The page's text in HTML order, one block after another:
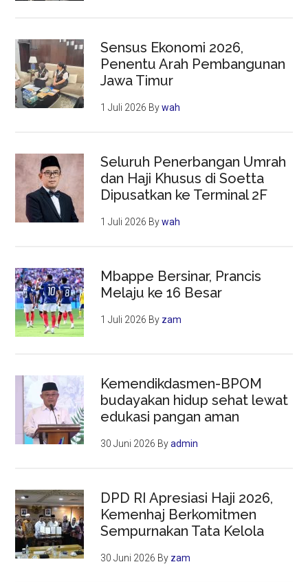
Sensus Ekonomi 2026,
Penentu Arah Pembangunan
Jawa Timur
1 Juli 2026 Bywah
Seluruh Penerbangan Umrah
dan Haji Khusus di Soetta
Dipusatkan ke Terminal 2F
1 Juli 2026 Bywah
Mbappe Bersinar, Prancis
Melaju ke 16 Besar
1 Juli 2026 By zam
Kemendikdasmen-BPOM
budayakan hidup sehat lewat
edukasi pangan aman
30 Juni 2026 Byadmin
DPD RI Apresiasi Haji 2026,
Kemenhaj Berkomitmen
Sempurnakan Tata Kelola
30 Juni 2026 By zam